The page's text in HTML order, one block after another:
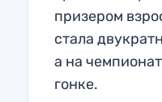
призером
стала
а на
гонке.